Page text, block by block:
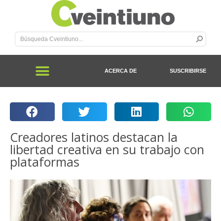
ACERCA DE SUSCRIBIRSE
Creadores latinos destacan la
libertad creativa en su trabajo con
plataformas